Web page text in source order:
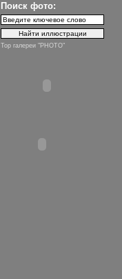
Поиск фото:
Top галереи "PHOTO"